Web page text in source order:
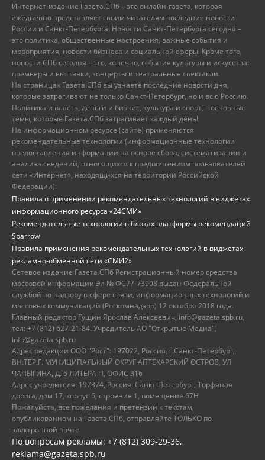
Интернет-издание Газета.СПб – это онлайн-газета, которая
ежедневно представляет своим читателям последние новости
России и Санкт-Петербурга. Новости Санкт-Петербурга сегодня –
это политика, общественные настроения, важные события и
мероприятия, новости бизнеса и социальной сферы. Кроме того,
новости СПб сегодня – это, конечно, события культуры и искусства:
премьеры и выставки, концерты и театральные спектакли.
На страницах Газета.СПб вы узнаете последние новости дня,
которые затрагивают не только Санкт-Петербург, но и всю Россию.
Политика и власть, деньги и бизнес, культура и спорт, – основные
темы, которые Газета.СПб затрагивает каждый день!
На информационном ресурсе (сайте) применяются
рекомендательные технологии (информационные технологии
предоставления информации на основе сбора, систематизации и
анализа сведений, относящихся к предпочтениям пользователей
сети «Интернет», находящихся на территории Российской
Федерации).
Правила о применении рекомендательных технологий в виджетах
информационного ресурса «24СМИ»
Рекомендательные технологии в блоках платформы рекомендаций
Sparrow
Правила применения рекомендательных технологий в виджетах
рекламно-обменной сети «СМИ2»
Сетевое издание Газета.СПб Регистрационный номер средства
массовой информации Эл № ФС77-73908 выдан Федеральной
службой по надзору в сфере связи, информационных технологий и
массовых коммуникаций (Роскомнадзор) 12 октября 2018 года.
Главный редактор Гущин Ярослав Алексеевич, info@gazeta.spb.ru,
тел: +7 (812) 627-21-84. Учредитель АО "Открытые Медиа",
info@gazeta.spb.ru
Адрес редакции ООО "Рост": 197022, Россия, г.Санкт-Петербург,
ВН.ТЕР.Г. МУНИЦИПАЛЬНЫЙ ОКРУГ АПТЕКАРСКИЙ ОСТРОВ, УЛ
ЧАПЫГИНА, Д. 6 ЛИТЕРА П, ОФИС 316
Адрес учредителя: 197374, Россия, Санкт-Петербург, Торфяная
дорога, дом 17, корпус 6, строение 1, помещение 67Н
Пожалуйста, все пожелания и претензии к текстам,
опубликованном на Газета.СПб, отправляйте ТОЛЬКО по
электронной почте.
По вопросам рекламы: +7 (812) 309-29-36,
reklama@gazeta.spb.ru